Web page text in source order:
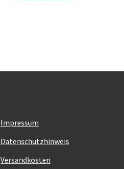
Impressum
Datenschutzhinweis
Versandkosten